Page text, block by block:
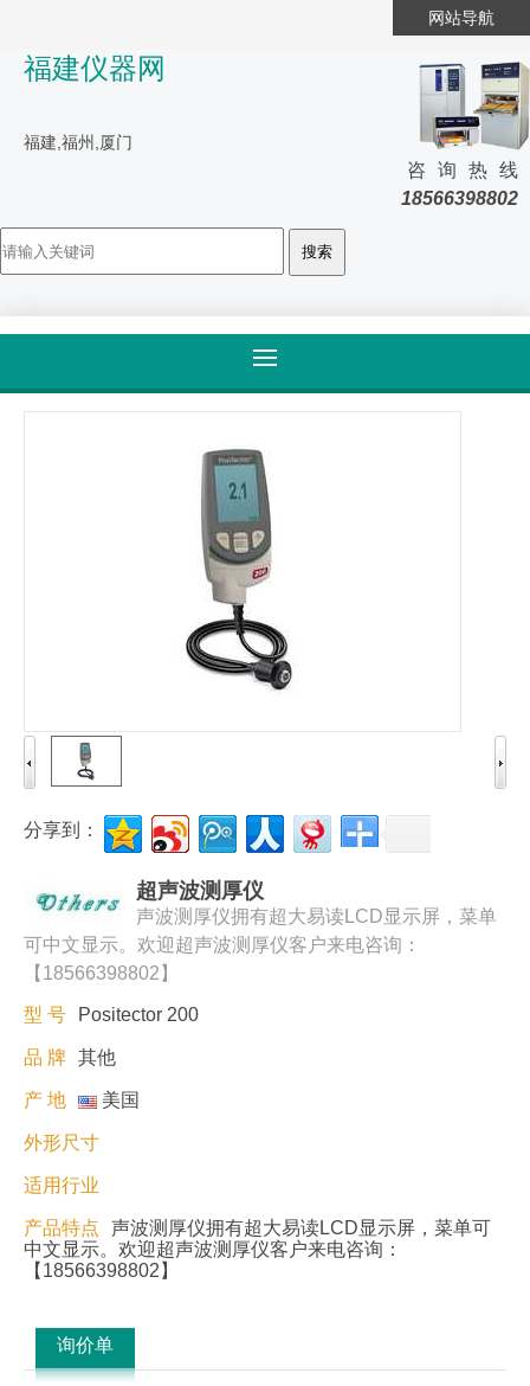
网站导航
福建仪器网
福建,福州,厦门
咨询热线
18566398802
产品详情
分享到：
超声波测厚仪
声波测厚仪拥有超大易读LCD显示屏，菜单
可中文显示。欢迎超声波测厚仪客户来电咨询：
【18566398802】
型 号 Positector 200
品 牌 其他
产 地 美国
外形尺寸
适用行业
产品特点
声波测厚仪拥有超大易读LCD显示屏，菜单可
中文显示。欢迎超声波测厚仪客户来电咨询：
【18566398802】
询价单